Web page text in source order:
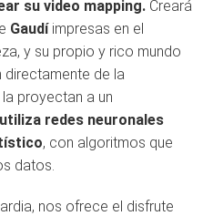
su video mapping. Creará
Gaudíimpresas en el
y su propio y rico mundo
directamente de la
proyectan a un
redes neuronales
, con algoritmos que
datos.
nos ofrece el disfrute